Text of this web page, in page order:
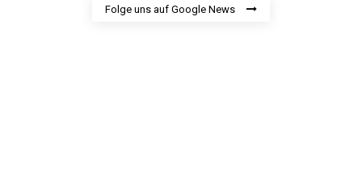
Folge uns auf Google News